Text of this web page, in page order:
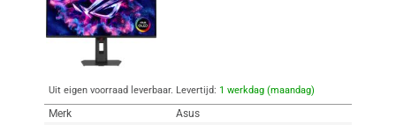
Uit eigen voorraad leverbaar. Levertijd: 1 werkdag (maandag)
Merk
Asus